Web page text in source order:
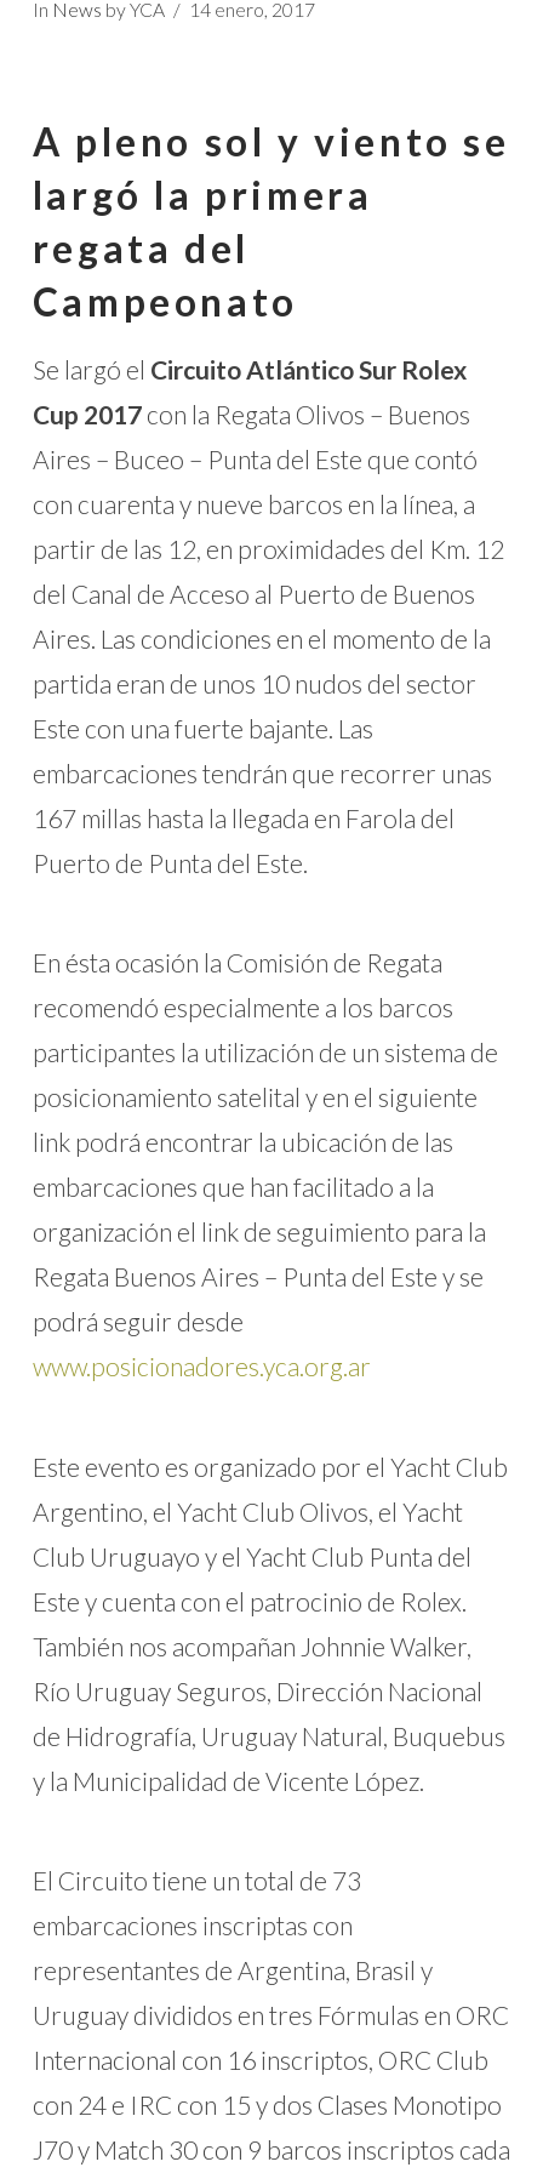
In News by YCA 14 enero, 2017
A pleno sol y viento se
largó la primera
regata del
Campeonato
Se largó el Circuito Atlántico Sur Rolex
Cup 2017con la Regata Olivos – Buenos
Aires – Buceo – Punta del Este que contó
con cuarenta y nueve barcos en la línea, a
partir de las 12, en proximidades del Km. 12
del Canal de Acceso al Puerto de Buenos
Aires. Las condiciones en el momento de la
partida eran de unos 10 nudos del sector
Este con una fuerte bajante. Las
embarcaciones tendrán que recorrer unas
167 millas hasta la llegada en Farola del
Puerto de Punta del Este.
En ésta ocasión la Comisión de Regata
recomendó especialmente a los barcos
participantes la utilización de un sistema de
posicionamiento satelital y en el siguiente
link podrá encontrar la ubicación de las
embarcaciones que han facilitado a la
organización el link de seguimiento para la
Regata Buenos Aires – Punta del Este y se
podrá seguir desde
www.posicionadores.yca.org.ar
Este evento es organizado por el Yacht Club
Argentino, el Yacht Club Olivos, el Yacht
Club Uruguayo y el Yacht Club Punta del
Este y cuenta con el patrocinio de Rolex.
También nos acompañan Johnnie Walker,
Río Uruguay Seguros, Dirección Nacional
de Hidrografía, Uruguay Natural, Buquebus
y la Municipalidad de Vicente López.
El Circuito tiene un total de 73
embarcaciones inscriptas con
representantes de Argentina, Brasil y
Uruguay divididos en tres Fórmulas en ORC
Internacional con 16 inscriptos, ORC Club
con 24 e IRC con 15 y dos Clases Monotipo
J70 y Match 30 con 9 barcos inscriptos cada